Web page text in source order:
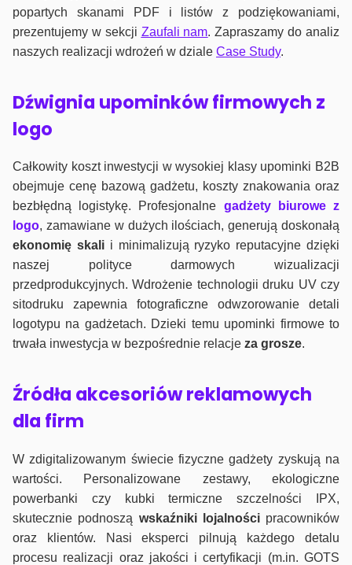
popartych skanami PDF i listów z podziękowaniami,
prezentujemy w sekcji Zaufali nam. Zapraszamy do analiz
naszych realizacji wdrożeń w dziale Case Study.
Dźwignia upominków firmowych z
logo
Całkowity koszt inwestycji w wysokiej klasy upominki B2B
obejmuje cenę bazową gadżetu, koszty znakowania oraz
bezbłędną logistykę. Profesjonalne gadżety biurowe z
logo, zamawiane w dużych ilościach, generują doskonałą
ekonomię skalii minimalizują ryzyko reputacyjne dzięki
naszej polityce darmowych wizualizacji
przedprodukcyjnych. Wdrożenie technologii druku UV czy
sitodruku zapewnia fotograficzne odwzorowanie detali
logotypu na gadżetach. Dzieki temu upominki firmowe to
trwała inwestycja w bezpośrednie relacje za grosze.
Źródła akcesoriów reklamowych
dla firm
W zdigitalizowanym świecie fizyczne gadżety zyskują na
wartości. Personalizowane zestawy, ekologiczne
powerbanki czy kubki termiczne szczelności IPX,
skutecznie podnoszą wskaźniki lojalnościpracowników
oraz klientów. Nasi eksperci pilnują każdego detalu
procesu realizacji oraz jakości i certyfikacji (m.in. GOTS